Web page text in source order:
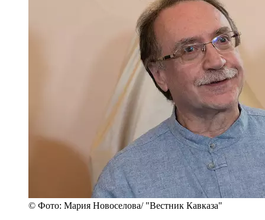
© Фото: Мария Новоселова/ "Вестник Кавказа"